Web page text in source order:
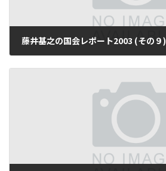
藤井基之の国会レポート2003 (その９)